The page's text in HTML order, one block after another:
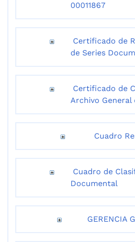
00011867
Certificado de
de Series
Certificado de
Archivo General
Cuadro
Cuadro de
Documental
GERENCIA